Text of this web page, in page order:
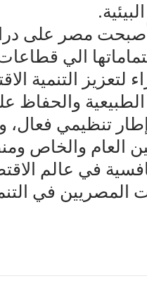
مصر على
الي
لتعزيز التنمية
الطبيعية والحفاظ
إطار تنظيمي فعال،
العام والخاص
في عالم
في